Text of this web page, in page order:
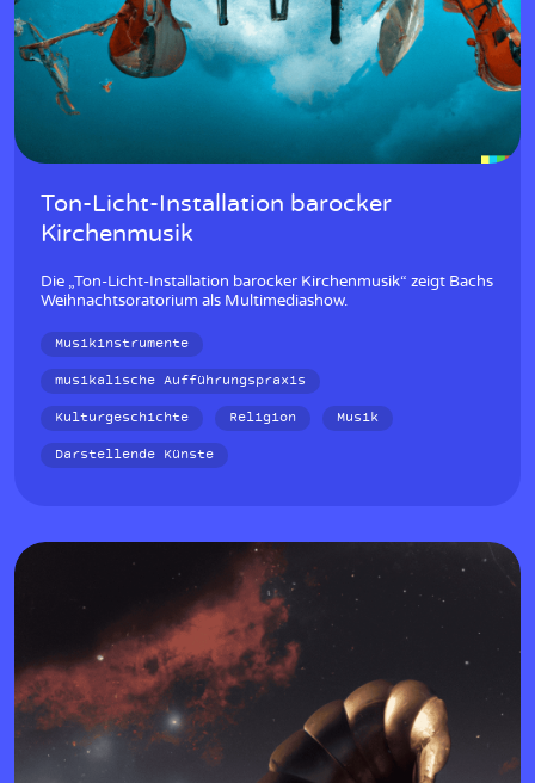
Ton-Licht-Installation barocker
Kirchenmusik
Die „Ton-Licht-Installation barocker Kirchenmusik“ zeigt Bachs
Weihnachtsoratorium als Multimediashow.
Musikinstrumente
musikalische Aufführungspraxis
Kulturgeschichte
Religion
Musik
Darstellende Künste